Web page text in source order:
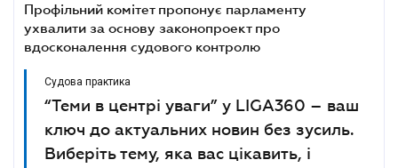
Профільний комітет пропонує парламенту
ухвалити за основу законопроект про
вдосконалення судового контролю
Судова практика
“Теми в центрі уваги” у LIGA360 – ваш
ключ до актуальних новин без зусиль.
Виберіть тему, яка вас цікавить, і